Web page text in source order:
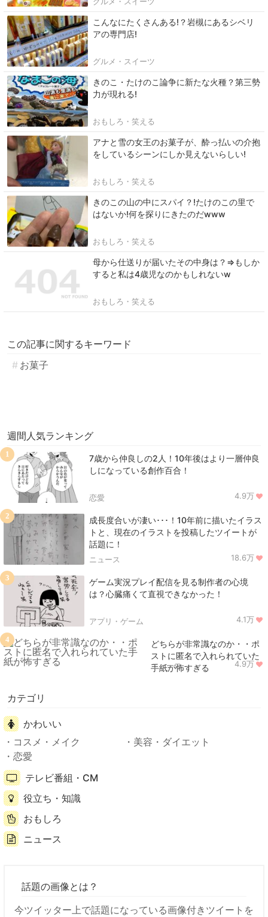
こんなにたくさんある!？岩槻にあるシベリ
アの専門店!
グルメ・スイーツ
きのこ・たけのこ論争に新たな火種？第三勢
力が現れる!
おもしろ・笑える
アナと雪の女王のお菓子が、酔っ払いの介抱
をしているシーンにしか見えないらしい!
おもしろ・笑える
きのこの山の中にスパイ？!たけのこの里で
はないか!何を探りにきたのだ‪w‪w‪w
おもしろ・笑える
母から仕送りが届いたその中身は？⇒もしか
すると私は4歳児なのかもしれないw
おもしろ・笑える
この記事に関するキーワード
お菓子
週間人気ランキング
7歳から仲良しの2人！10年後はより一層仲良
しになっている創作百合！
恋愛 4.9万
1
成長度合いが凄い･･･！10年前に描いたイラス
トと、現在のイラストを投稿したツイートが
話題に！
ニュース 18.6万
2
ゲーム実況プレイ配信を見る制作者の心境
は？心臓痛くて直視できなかった！
アプリ・ゲーム 4.1万
3
どちらが非常識なのか・・ポ
ストに匿名で入れられていた
手紙が怖すぎる
ニュース 4.9万
4
カテゴリ
かわいい
コスメ・メイク
美容・ダイエット
恋愛
テレビ番組・CM
役立ち・知識
おもしろ
ニュース
話題の画像とは？
今ツイッター上で話題になっている画像付きツイートを